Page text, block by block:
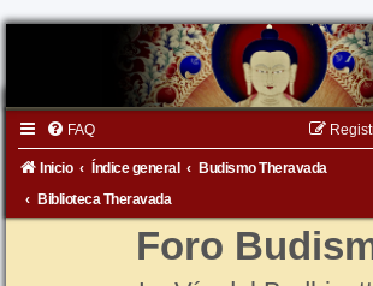
FAQ
Inicio Índice general
Budismo Theravada
Biblioteca Theravada
Foro